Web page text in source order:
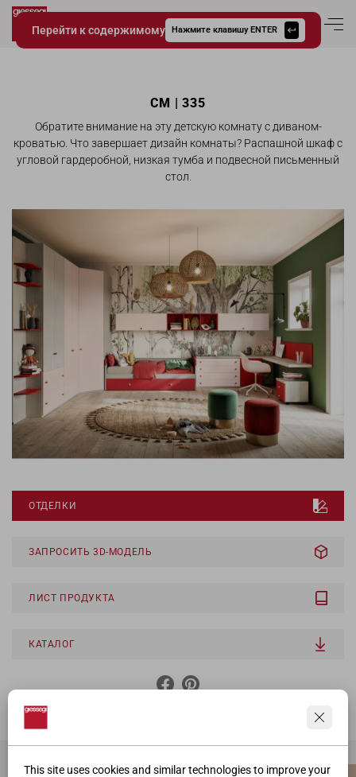
This site uses cookies and similar technologies to improve your
Перейти к содержимому Нажмите клавишу ENTER
Giessegi.it
Вход в
CM | 335
Обратите внимание на эту детскую комнату с диваном-
кроватью. Что завершает дизайн комнаты? Распашной шкаф с
угловой гардеробной, низкая тумба и подвесной письменный
стол.
ОТДЕЛКИ
ЗАПРОСИТЬ 3D-МОДЕЛЬ
ЛИСТ ПРОДУКТА
КАТАЛОГ